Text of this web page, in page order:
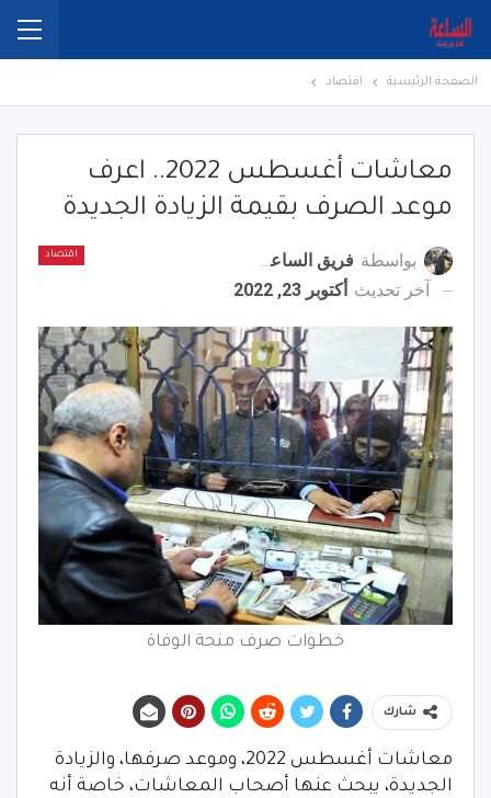
الصفحة الرئيسية اقتصاد
معاشات أغسطس 2022.. اعرف
موعد الصرف بقيمة الزيادة الجديدة
اقتصاد بواسطة فريق الساعة برس
آخر تحديث أكتوبر 23, 2022
خطوات صرف منحة الوفاة
شارك
معاشات أغسطس 2022، وموعد صرفها، والزيادة
الجديدة، يبحث عنها أصحاب المعاشات، خاصة أنه